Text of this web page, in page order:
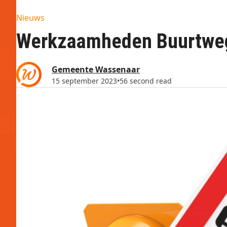
Nieuws
Werkzaamheden
Gemeente Wassenaar
15 september 2023•56 second read